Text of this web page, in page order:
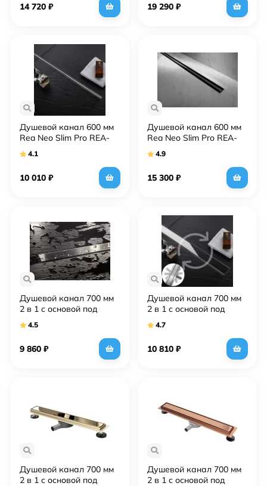
14 720 ₽ 19 290 ₽
Душевой канал 600 мм
Rea Neo Slim Pro REA-
4.1
10 010 ₽
Душевой канал 600 мм
Rea Neo Slim Pro REA-
4.9
15 300 ₽
Душевой канал 700 мм
2 в 1 с основой под
REA-G0092
4.5
9 860 ₽
Душевой канал 700 мм
2 в 1 с основой под
Pro REA-G0901
4.7
10 810 ₽
Душевой канал 700 мм
2 в 1 с основой под
Душевой канал 700 мм
2 в 1 с основой под